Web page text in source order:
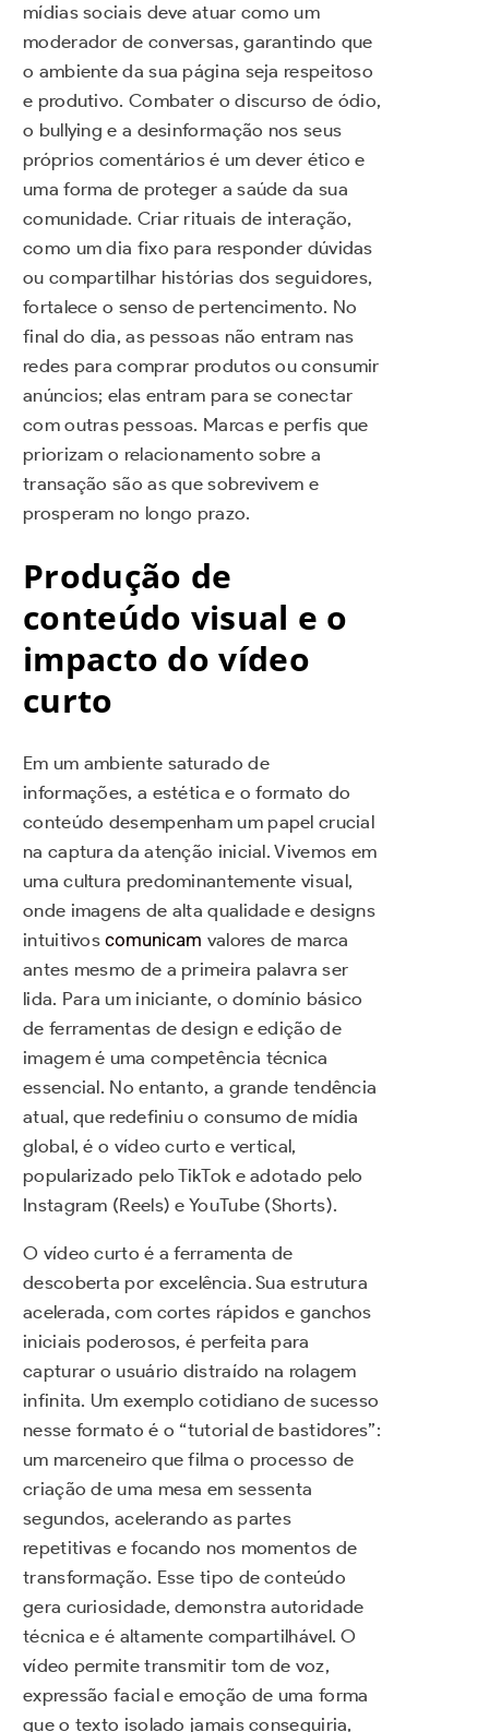
mídias sociais deve atuar como um
moderador de conversas, garantindo que
o ambiente da sua página seja respeitoso
e produtivo. Combater o discurso de ódio,
o bullying e a desinformação nos seus
próprios comentários é um dever ético e
uma forma de proteger a saúde da sua
comunidade. Criar rituais de interação,
como um dia fixo para responder dúvidas
ou compartilhar histórias dos seguidores,
fortalece o senso de pertencimento. No
final do dia, as pessoas não entram nas
redes para comprar produtos ou consumir
anúncios; elas entram para se conectar
com outras pessoas. Marcas e perfis que
priorizam o relacionamento sobre a
transação são as que sobrevivem e
prosperam no longo prazo.
Produção de
conteúdo visual e o
impacto do vídeo
curto
Em um ambiente saturado de
informações, a estética e o formato do
conteúdo desempenham um papel crucial
na captura da atenção inicial. Vivemos em
uma cultura predominantemente visual,
onde imagens de alta qualidade e designs
intuitivoscomunicam valores de marca
antes mesmo de a primeira palavra ser
lida. Para um iniciante, o domínio básico
de ferramentas de design e edição de
imagem é uma competência técnica
essencial. No entanto, a grande tendência
atual, que redefiniu o consumo de mídia
global, é o vídeo curto e vertical,
popularizado pelo TikTok e adotado pelo
Instagram (Reels) e YouTube (Shorts).
O vídeo curto é a ferramenta de
descoberta por excelência. Sua estrutura
acelerada, com cortes rápidos e ganchos
iniciais poderosos, é perfeita para
capturar o usuário distraído na rolagem
infinita. Um exemplo cotidiano de sucesso
nesse formato é o “tutorial de bastidores”:
um marceneiro que filma o processo de
criação de uma mesa em sessenta
segundos, acelerando as partes
repetitivas e focando nos momentos de
transformação. Esse tipo de conteúdo
gera curiosidade, demonstra autoridade
técnica e é altamente compartilhável. O
vídeo permite transmitir tom de voz,
expressão facial e emoção de uma forma
que o texto isolado jamais conseguiria,